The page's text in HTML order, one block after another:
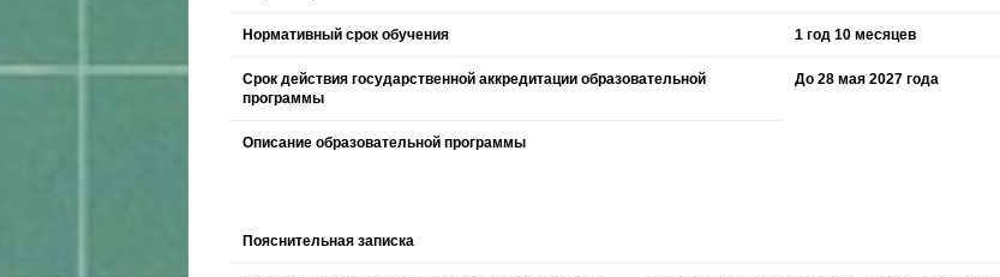
Нормативный срок обучения 1 год 10 месяцев
Срок действия государственной аккредитации образовательной
программы
До 28 мая 2027 года
Описание образовательной программы
Пояснительная записка